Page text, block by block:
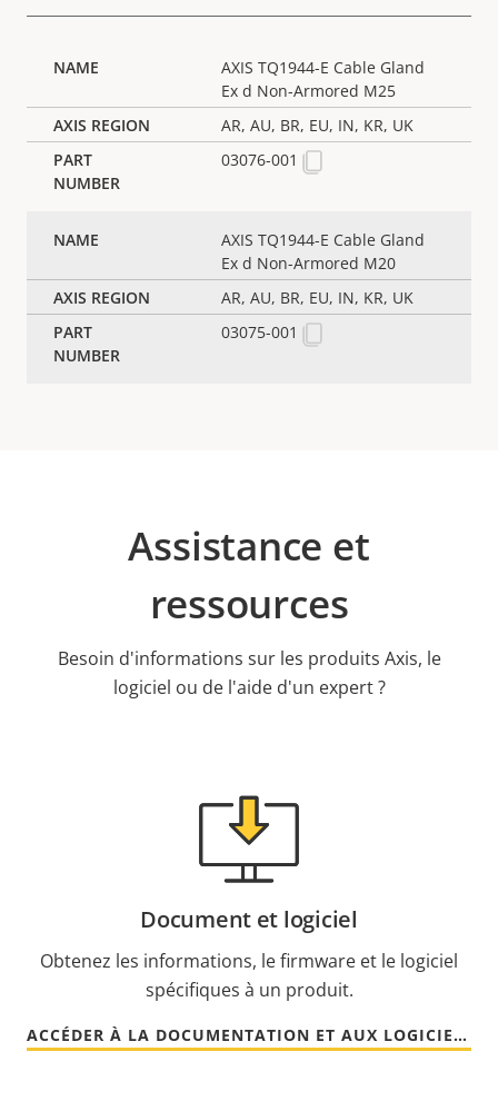
AXIS TQ1944-E Cable Gland
Ex d Non-Armored M25
AR, AU, BR, EU, IN, KR, UK
03076-001
AXIS TQ1944-E Cable Gland
Ex d Non-Armored M20
AR, AU, BR, EU, IN, KR, UK
03075-001
Assistance et
ressources
Besoin d'informations sur les produits Axis, le
logiciel ou de l'aide d'un expert ?
Document et logiciel
Obtenez les informations, le firmware et le logiciel
spécifiques à un produit.
ACCÉDER À LA DOCUMENTATION ET AUX LOGICIELS